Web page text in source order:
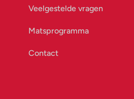
Veelgestelde vragen
Matsprogramma
Contact